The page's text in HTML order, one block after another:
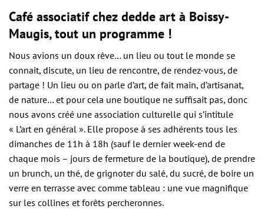
Café associatif chez dedde art à Boissy-
Maugis, tout un programme !
Nous avions un doux rêve… un lieu ou tout le monde se
connait, discute, un lieu de rencontre, de rendez-vous, de
partage ! Un lieu ou on parle d’art, de fait main, d’artisanat,
de nature… et pour cela une boutique ne suffisait pas, donc
nous avons créé une association culturelle qui s’intitule
« L’art en général ». Elle propose à ses adhérents tous les
dimanches de 11h à 18h (sauf le dernier week-end de
chaque mois – jours de fermeture de la boutique), de prendre
un brunch, un thé, de grignoter du salé, du sucré, de boire un
verre en terrasse avec comme tableau : une vue magnifique
sur les collines et forêts percheronnes.